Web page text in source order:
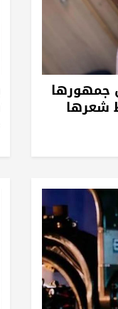
جمهورها
شعرها